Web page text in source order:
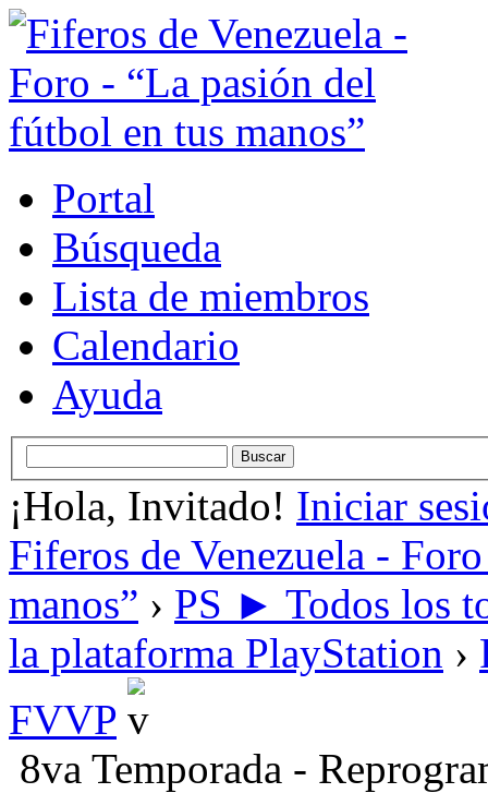
Portal
Búsqueda
Lista de miembros
Calendario
Ayuda
¡Hola, Invitado! Iniciar
Fiferos de Venezuela -
manos” › PS ► Todos los
la plataforma PlayStation ›
FVVP
8va Temporada -